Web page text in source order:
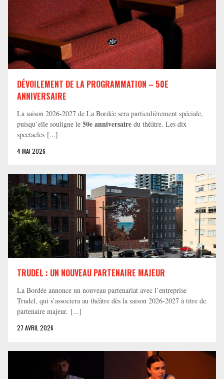
DÉVOILEMENT DE LA PROGRAMMATION – 50E
ANNIVERSAIRE
La saison 2026-2027 de La Bordée sera particulièrement spéciale,
puisqu’elle souligne le 50e anniversaire du théâtre. Les dix
spectacles [...]
4 MAI 2026
TRUDEL : UN NOUVEAU PARTENAIRE MAJEUR
La Bordée annonce un nouveau partenariat avec l’entreprise
Trudel, qui s’associera au théâtre dès la saison 2026-2027 à titre de
partenaire majeur. [...]
27 AVRIL 2026